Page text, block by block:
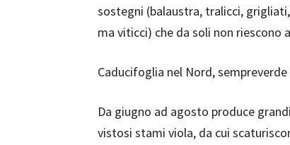
sostegni (balaustra, tralicci,
ma viticci) che da soli non riescono
Caducifoglia nel Nord, sempreverde
Da giugno ad agosto produce
vistosi stami viola, da cui